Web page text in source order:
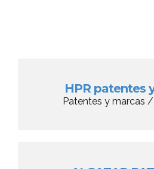
HPR patentes
Patentes y marcas /